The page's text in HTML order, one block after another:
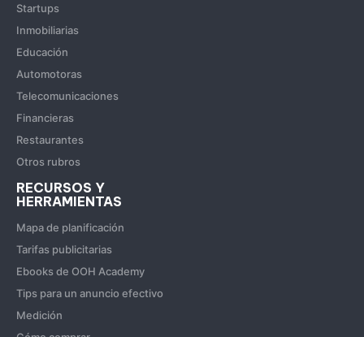
Startups
Inmobiliarias
Educación
Automotoras
Telecomunicaciones
Financieras
Restaurantes
Otros rubros
RECURSOS Y
HERRAMIENTAS
Mapa de planificación
Tarifas publicitarias
Ebooks de OOH Academy
Tips para un anuncio efectivo
Medición